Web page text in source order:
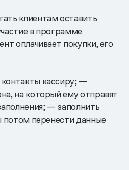
клиентам оставить
в программе
оплачивает покупки, его
кассиру; —
на который ему отправят
— заполнить
потом перенести данные